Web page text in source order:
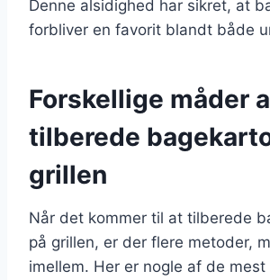
Denne alsidighed har sikret, at
forbliver en favorit blandt både
Forskellige måder
tilberede
grillen
Når det kommer til at tilberede
på grillen, er der flere metoder,
imellem. Her er nogle af de